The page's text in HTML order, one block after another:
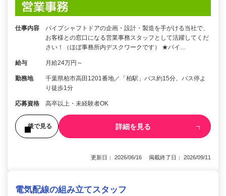
仕事内容
パイプシャフトドアの企画・設計・製造を手がける当社で、
お客様との窓口になる営業事務スタッフとして活躍してくだ
さい！（ほぼ事務所内デスクワークです） ★パイ…
給与 月給24万円～
勤務地
千葉県柏市高田1201番地／「柏駅」バス約15分、バス停よ
り徒歩1分
応募資格 高卒以上・未経験者OK
後で見る 詳細を見る
更新日： 2026/06/16 掲載終了日： 2026/09/11
電気配線の組み立てスタッフ